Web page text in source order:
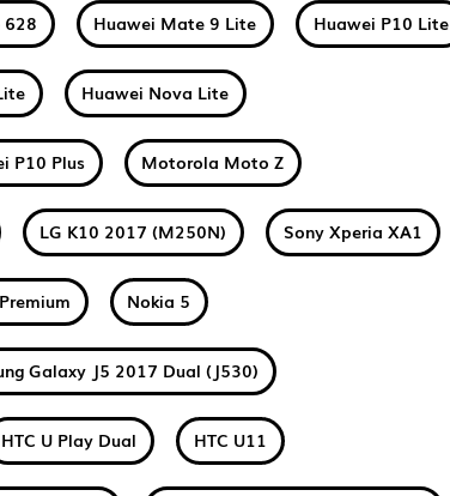
628 Huawei Mate 9 Lite Huawei P10 Lite
Huawei Nova Lite
P10 Plus Motorola Moto Z
LG K10 2017 (M250N) Sony Xperia XA1
Nokia 5
Galaxy J5 2017 Dual (J530)
HTC U Play Dual HTC U11